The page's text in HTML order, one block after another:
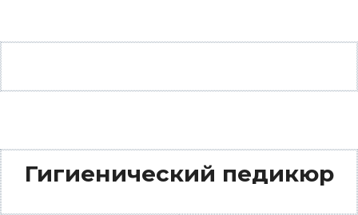
Гигиенический педикюр